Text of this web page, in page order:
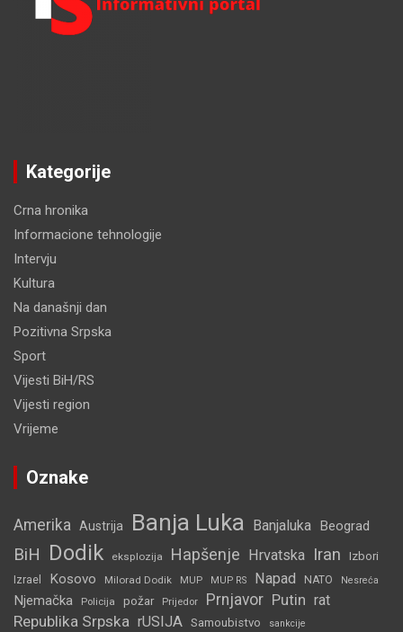
Kategorije
Crna hronika
Informacione tehnologije
Intervju
Kultura
Na današnji dan
Pozitivna Srpska
Sport
Vijesti BiH/RS
Vijesti region
Vrijeme
Oznake
Amerika Austrija Banja Luka Banjaluka Beograd
BiH Dodik eksplozija Hapšenje Hrvatska Iran Izbori
Izrael Kosovo Milorad Dodik MUP MUP RS Napad NATO Nesreća
Njemačka Policija požar Prijedor Prnjavor Putin rat
Republika Srpska rUSIJA Samoubistvo sankcije